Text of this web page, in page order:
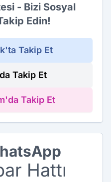
- Bizi Sosyal
Edin!
Takip Et
Takip Et
Takip Et
Hattı